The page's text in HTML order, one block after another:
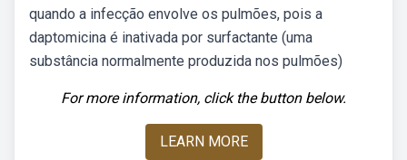
quando a infecção envolve os pulmões, pois a
daptomicina é inativada por surfactante (uma
substância normalmente produzida nos pulmões)
For more information, click the button below.
LEARN MORE